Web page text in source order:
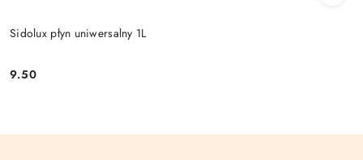
Sidolux płyn uniwersalny 1L
Cena:
9.50